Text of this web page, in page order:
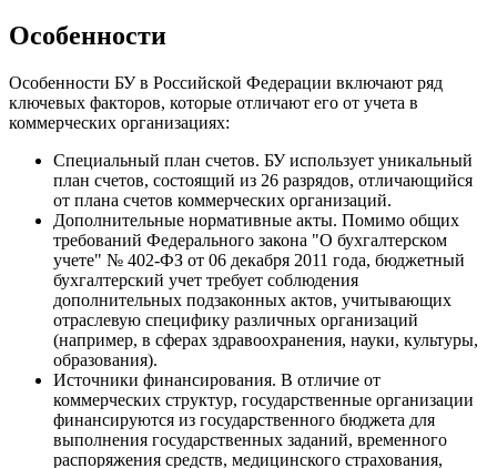
Особенности
Особенности БУ в Российской Федерации включают ряд
ключевых факторов, которые отличают его от учета в
коммерческих организациях:
Специальный план счетов. БУ использует уникальный
план счетов, состоящий из 26 разрядов, отличающийся
от плана счетов коммерческих организаций.
Дополнительные нормативные акты. Помимо общих
требований Федерального закона "О бухгалтерском
учете" № 402-ФЗ от 06 декабря 2011 года, бюджетный
бухгалтерский учет требует соблюдения
дополнительных подзаконных актов, учитывающих
отраслевую специфику различных организаций
(например, в сферах здравоохранения, науки, культуры,
образования).
Источники финансирования. В отличие от
коммерческих структур, государственные организации
финансируются из государственного бюджета для
выполнения государственных заданий, временного
распоряжения средств, медицинского страхования,